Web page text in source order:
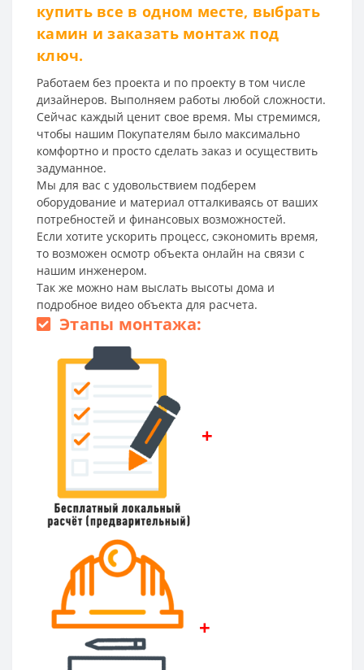
купить все в одном месте, выбрать
камин и заказать монтаж под
ключ.
Работаем без проекта и по проекту в том числе
дизайнеров. Выполняем работы любой сложности.
Сейчас каждый ценит свое время. Мы стремимся,
чтобы нашим Покупателям было максимально
комфортно и просто сделать заказ и осуществить
задуманное.
Мы для вас с удовольствием подберем
оборудование и материал отталкиваясь от ваших
потребностей и финансовых возможностей.
Если хотите ускорить процесс, сэкономить время,
то возможен осмотр объекта онлайн на связи с
нашим инженером.
Так же можно нам выслать высоты дома и
подробное видео объекта для расчета.
Этапы монтажа:
+
+